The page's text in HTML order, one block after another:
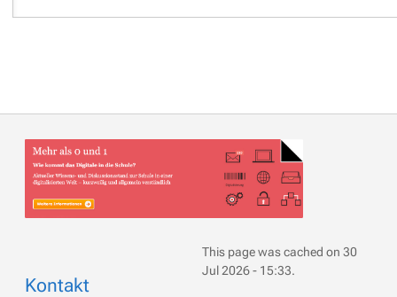
Kontakt
This page was cached on 30
Jul 2026 - 15:33.